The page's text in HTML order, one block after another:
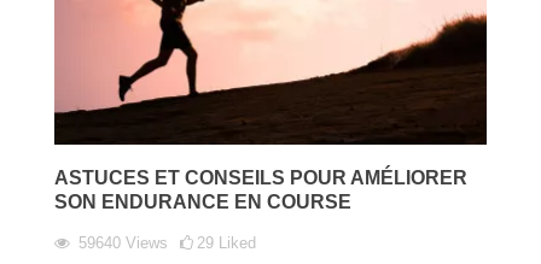
ASTUCES ET CONSEILS POUR AMÉLIORER
SON ENDURANCE EN COURSE
59640 Views 29 Liked